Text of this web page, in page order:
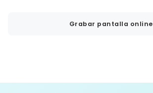
Grabar pantalla online